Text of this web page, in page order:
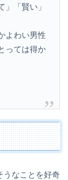
」「賢い」
よわい男性
っては得か
うなことを好奇